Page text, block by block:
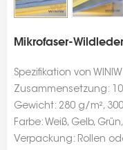
Mikrofaser-
Spezifikation von
Zusammensetzung:
Gewicht: 280 g/m²,
Farbe: Weiß, Gelb,
Verpackung: Rollen